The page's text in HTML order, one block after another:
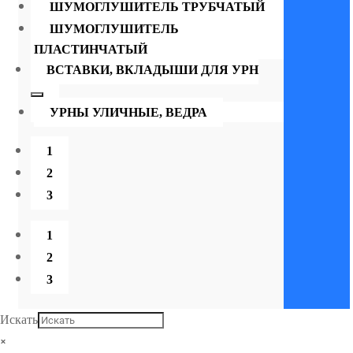
ШУМОГЛУШИТЕЛЬ ТРУБЧАТЫЙ
ШУМОГЛУШИТЕЛЬ
ПЛАСТИНЧАТЫЙ
ВСТАВКИ, ВКЛАДЫШИ ДЛЯ УРН
УРНЫ УЛИЧНЫЕ, ВЕДРА
1
2
3
1
2
3
Искать
×